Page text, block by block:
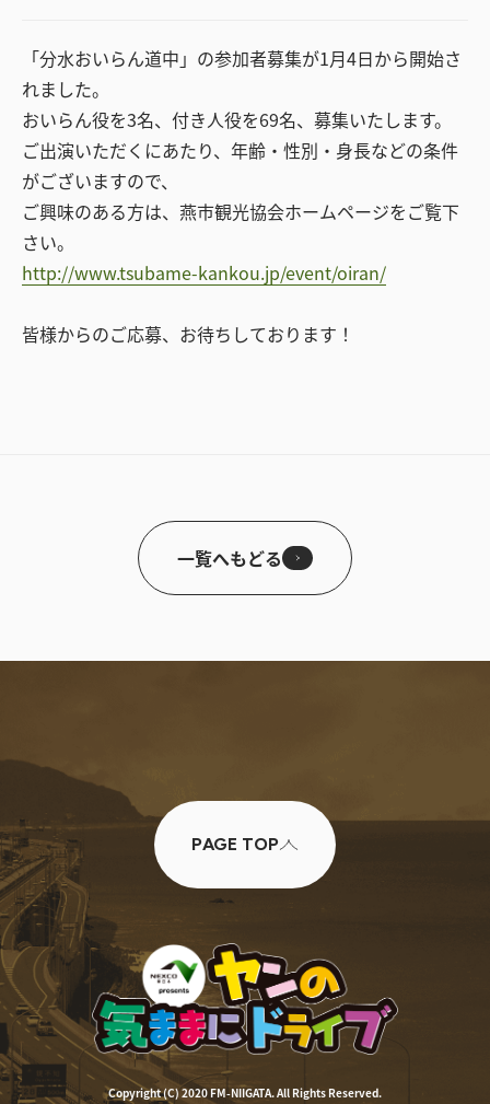
「分水おいらん道中」の参加者募集が1月4日から開始さ
れました。
おいらん役を3名、付き人役を69名、募集いたします。
ご出演いただくにあたり、年齢・性別・身長などの条件
がございますので、
ご興味のある方は、燕市観光協会ホームページをご覧下
さい。
http://www.tsubame-kankou.jp/event/oiran/
皆様からのご応募、お待ちしております！
一覧へもどる
PAGE TOP
Copyright (C) 2020 FM-NIIGATA. All Rights Reserved.